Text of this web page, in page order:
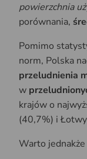
powierzchnia
porównania,
Pomimo
norm, Polska
przeludnienia
w
krajów o
(40,7%) i
Warto